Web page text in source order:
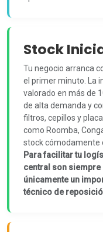
Stock
Tu negocio arranca
el primer minuto. La
valorado en más de
de alta demanda y
filtros, cepillos y
como Roomba,
stock cómodamente
Para facilitar tu
central son siempre
únicamente un
técnico de